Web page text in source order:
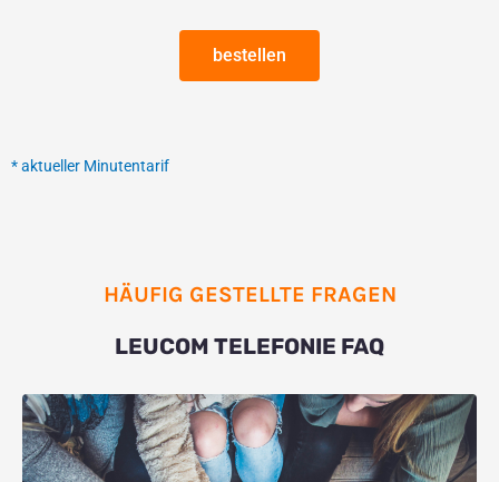
bestellen
* aktueller Minutentarif
HÄUFIG GESTELLTE FRAGEN
LEUCOM TELEFONIE FAQ